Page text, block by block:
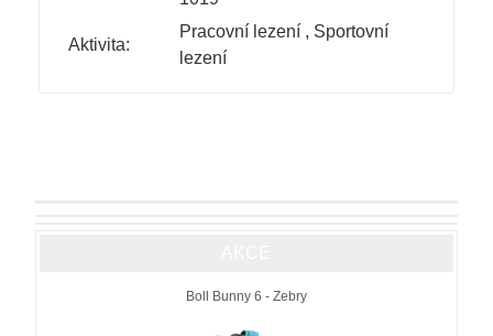
Aktivita:
Pracovní lezení , Sportovní
lezení
Boll Bunny 6 - Zebry